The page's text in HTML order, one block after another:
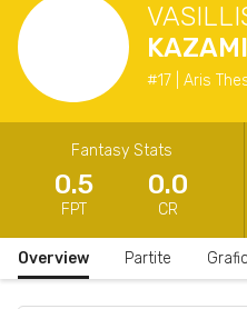
#17 | Aris
Fantasy Stats
0.5
FPT
0.0
CR
Overview Partite